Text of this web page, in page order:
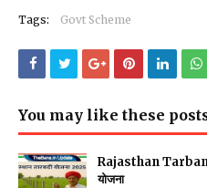
Tags: Govt Scheme
You may like these
Rajasthan
योजना